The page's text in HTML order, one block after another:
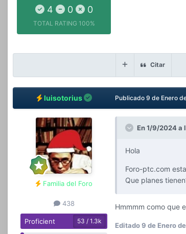
4 0 0
TOTAL RATING 100%
Citar
luisotorius
Familia del Foro
438
Proficient 53 / 1.3k
Publicado 9 de Enero
En 1/9/2024 a
Hola
Foro-ptc.com
Que planes
Hmmmm como que
Editado9 de Enero